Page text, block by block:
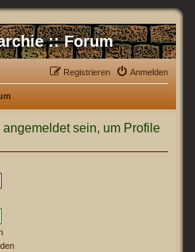
:: Forum
Anmelden
Registrieren
sein, um Profile